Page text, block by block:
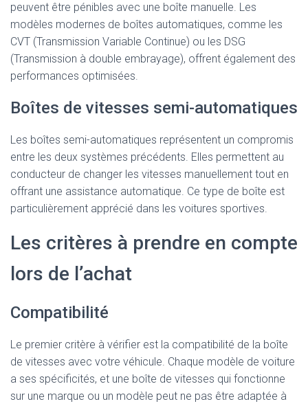
peuvent être pénibles avec une boîte manuelle. Les
modèles modernes de boîtes automatiques, comme les
CVT (Transmission Variable Continue) ou les DSG
(Transmission à double embrayage), offrent également des
performances optimisées.
Boîtes de vitesses semi-automatiques
Les boîtes semi-automatiques représentent un compromis
entre les deux systèmes précédents. Elles permettent au
conducteur de changer les vitesses manuellement tout en
offrant une assistance automatique. Ce type de boîte est
particulièrement apprécié dans les voitures sportives.
Les critères à prendre en compte
lors de l’achat
Compatibilité
Le premier critère à vérifier est la compatibilité de la boîte
de vitesses avec votre véhicule. Chaque modèle de voiture
a ses spécificités, et une boîte de vitesses qui fonctionne
sur une marque ou un modèle peut ne pas être adaptée à